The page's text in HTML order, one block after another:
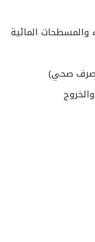
والمسطحات المائية
صرف صحي)